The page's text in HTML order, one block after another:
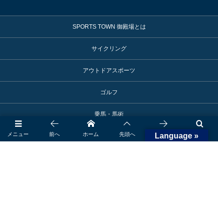
SPORTS TOWN 御殿場とは
サイクリング
アウトドアスポーツ
ゴルフ
乗馬・馬術
メニュー 検索
前へ ホーム 先頭へ 次へ
Language »